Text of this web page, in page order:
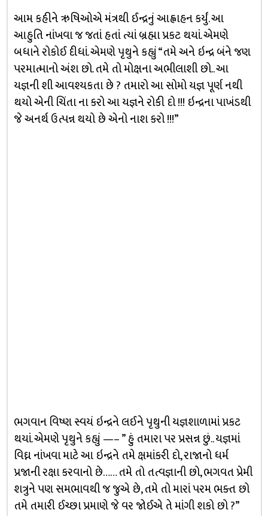
આમ કહીને ઋષિઓએ મંત્રથી ઈન્દ્રનું આહ્વાહન કર્યું. આ
આહુતિ નાંખવા જ જતાં હતાં ત્યાં બ્રહ્મા પ્રકટ થયાં. એમણે
બધાને રોકોઈ દીધાં. એમણે પૃથુને કહ્યું “તમે અને ઇન્દ્ર બંને જણ
પરમાત્માનો અંશ છો. તમે તો મોક્ષના અભીલાશી છો.. આ
યજ્ઞની શી આવશ્યકતા છે ? તમારો આ સોમો યજ્ઞ પૂર્ણ નથી
થયો એની ચિંતા ના કરો આ યજ્ઞને રોકી દો !!! ઇન્દ્રના પાખંડથી
જે અનર્થ ઉત્પન્ન થયો છે એનો નાશ કરો !!!”
ભગવાન વિષ્ણ સ્વયં ઇન્દ્રને લઈને પૃથુની યજ્ઞશાળામાં પ્રકટ
થયાં. એમણે પૃથુને કહ્યું —– ” હું તમારા પર પ્રસન્ન છું.. યજ્ઞમાં
વિઘ્ન નાંખવા માટે આ ઇન્દ્રને તમે ક્ષમાંકરી દો, રાજાનો ધર્મ
પ્રજાની રક્ષા કરવાનો છે…… તમે તો તત્વજ્ઞાની છો, ભગવત પ્રેમી
શત્રુને પણ સમભાવથી જ જુએ છે, તમે તો મારાં પરમ ભક્ત છો
તમે તમારી ઈચ્છા પ્રમાણે જે વર જોઈએ તે માંગી શકો છો ?”